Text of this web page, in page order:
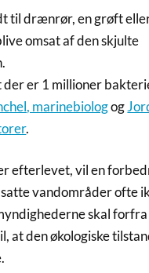
til drænrør, en grøft
omsat af den skjulte
der er 1 millioner
marinebiologog
.
efterlevet, vil en
vandområder ofte
skal
at den økologiske